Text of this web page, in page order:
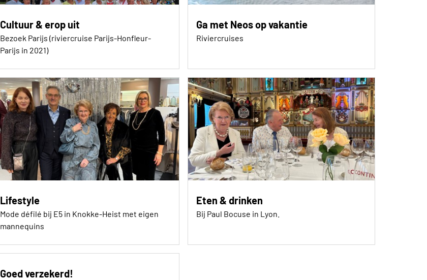
Cultuur & erop uit
Bezoek Parijs (riviercruise Parijs-Honfleur-
Parijs in 2021)
Ga met Neos op vakantie
Riviercruises
Lifestyle
Mode défilé bij E5 in Knokke-Heist met eigen
mannequins
Eten & drinken
Bij Paul Bocuse in Lyon.
Goed verzekerd!